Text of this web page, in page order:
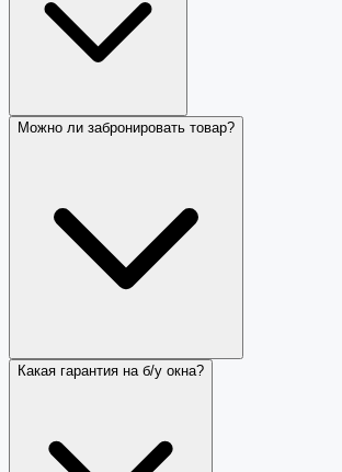
Можно ли забронировать товар?
Какая гарантия на б/у окна?